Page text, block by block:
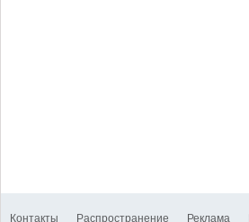
Контакты Распространение Реклама